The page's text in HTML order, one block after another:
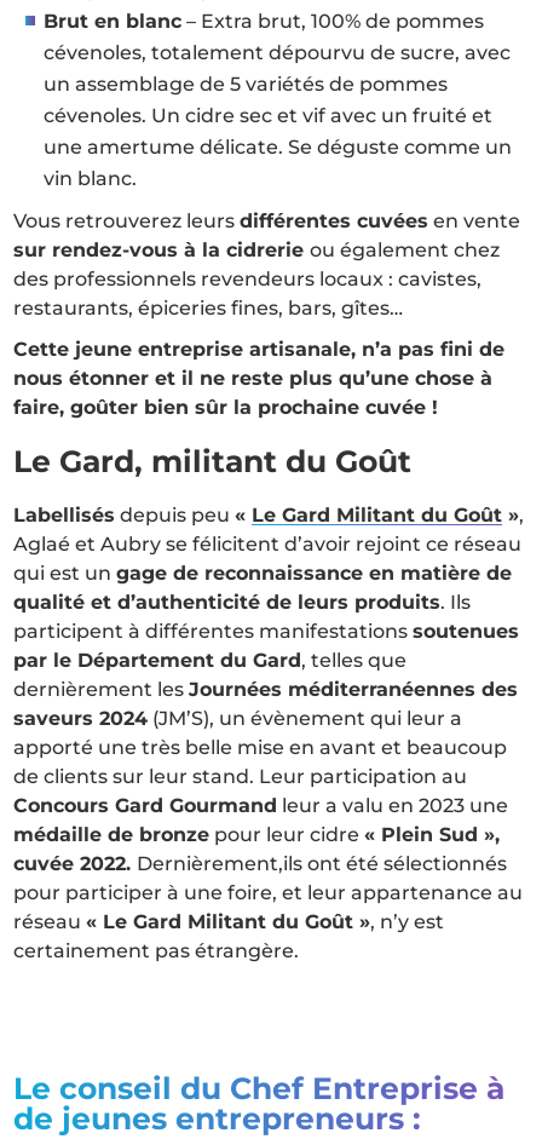
Brut en blanc – Extra brut, 100% de pommes
cévenoles, totalement dépourvu de sucre, avec
un assemblage de 5 variétés de pommes
cévenoles. Un cidre sec et vif avec un fruité et
une amertume délicate. Se déguste comme un
vin blanc.
Vous retrouverez leursdifférentes cuvées en vente
sur rendez-vous à la cidrerieou également chez
des professionnels revendeurs locaux : cavistes,
restaurants, épiceries fines, bars, gîtes…
Cette jeune entreprise artisanale, n’a pas fini de
nous étonner et il ne reste plus qu’une chose à
faire, goûter bien sûr la prochaine cuvée !
Le Gard, militant du Goût
Labellisés depuis peu« Le Gard Militant du Goût »,
Aglaé et Aubry se félicitent d’avoir rejoint ce réseau
qui est ungage de reconnaissance en matière de
qualité et d’authenticité de leurs produits. Ils
participent à différentes manifestationssoutenues
par le Département du Gard, telles que
dernièrement lesJournées méditerranéennes des
saveurs 2024 (JM’S), un évènement qui leur a
apporté une très belle mise en avant et beaucoup
de clients sur leur stand. Leur participation au
Concours Gard Gourmand leur a valu en 2023 une
médaille de bronze pour leur cidre« Plein Sud »,
cuvée 2022. Dernièrement,ils ont été sélectionnés
pour participer à une foire, et leur appartenance au
réseau« Le Gard Militant du Goût », n’y est
certainement pas étrangère.
Le conseil du Chef Entreprise à
de jeunes entrepreneurs :